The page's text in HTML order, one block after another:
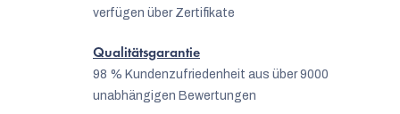
verfügen über Zertifikate
Qualitätsgarantie
98 % Kundenzufriedenheit aus über 9000
unabhängigen Bewertungen